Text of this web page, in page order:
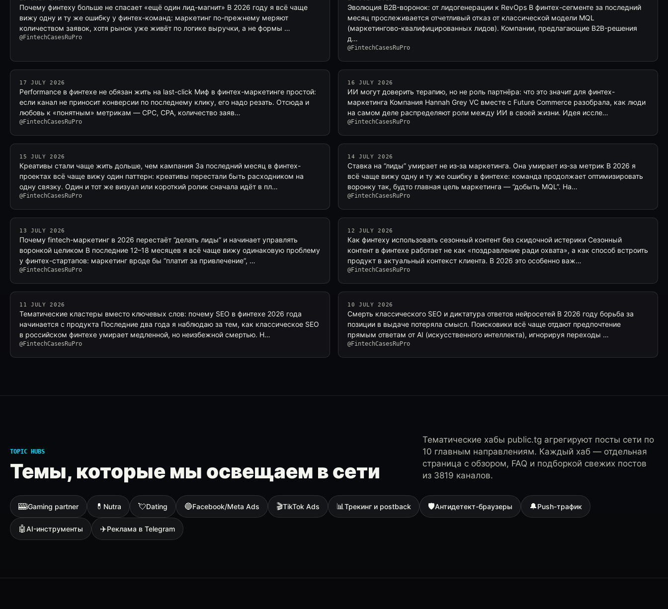
Почему финтеху больше не спасает «ещё один лид-магнит» В 2026 году я всё чаще
вижу одну и ту же ошибку у финтех-команд: маркетинг по-прежнему меряют
количеством заявок, хотя рынок уже живёт по логике выручки, а не формы …
@FintechCasesRuPro
Эволюция B2B-воронок: от лидогенерации к RevOps В финтех-сегменте за последний
месяц прослеживается отчетливый отказ от классической модели MQL
(маркетингово-квалифицированных лидов). Компании, предлагающие B2B-решения
д…
@FintechCasesRuPro
17 JULY 2026
Performance в финтехе не обязан жить на last-click Миф в финтех-маркетинге простой:
если канал не приносит конверсии по последнему клику, его надо резать. Отсюда и
любовь к «понятным» метрикам — CPC, CPA, количество заяв…
@FintechCasesRuPro
16 JULY 2026
ИИ могут доверить терапию, но не роль партнёра: что это значит для финтех-
маркетинга Компания Hannah Grey VC вместе с Future Commerce разобрала, как люди
на самом деле распределяют роли между ИИ в своей жизни. Идея иссле…
@FintechCasesRuPro
15 JULY 2026
Креативы стали чаще жить дольше, чем кампания За последний месяц в финтех-
проектах всё чаще вижу один паттерн: креативы перестали быть расходником на
одну связку. Один и тот же визуал или короткий ролик сначала идёт в пл…
@FintechCasesRuPro
14 JULY 2026
Ставка на “лиды” умирает не из‑за маркетинга. Она умирает из‑за метрик В 2026 я
всё чаще вижу одну и ту же ошибку в финтехе: команда продолжает оптимизировать
воронку так, будто главная цель маркетинга — “добыть MQL”. На…
@FintechCasesRuPro
13 JULY 2026
Почему fintech-маркетинг в 2026 перестаёт “делать лиды” и начинает управлять
воронкой целиком В последние 12–18 месяцев я всё чаще вижу одинаковую проблему
у финтех-стартапов: маркетинг вроде бы “платит за привлечение”, …
@FintechCasesRuPro
12 JULY 2026
Как финтеху использовать сезонный контент без скидочной истерики Сезонный
контент в финтехе работает не как «поздравление ради охвата», а как способ встроить
продукт в актуальный контекст клиента. В 2026 это особенно важ…
@FintechCasesRuPro
11 JULY 2026
Тематические кластеры вместо ключевых слов: почему SEO в финтехе 2026 года
начинается с продукта Последние два года я наблюдаю за тем, как классическое SEO
в российском финтехе умирает медленной, но неизбежной смертью. Н…
@FintechCasesRuPro
10 JULY 2026
Смерть классического SEO и диктатура ответов нейросетей В 2026 году борьба за
позиции в выдаче потеряла смысл. Поисковики всё чаще отдают предпочтение
прямым ответам от AI (искусственного интеллекта), игнорируя переходы …
@FintechCasesRuPro
TOPIC HUBS
Темы, которые мы освещаем в сети
Тематические хабы public.tg агрегируют посты сети по
10 главным направлениям. Каждый хаб — отдельная
страница с обзором, FAQ и подборкой свежих постов
из 3819 каналов.
🎰iGaming partner 💊 Nutra 💘Dating 🔵Facebook/Meta Ads 🎬TikTok Ads 📊Трекинг и postback 🛡Антидетект-браузеры 🔔Push-трафик
🤖AI-инструменты ✈️Реклама в Telegram